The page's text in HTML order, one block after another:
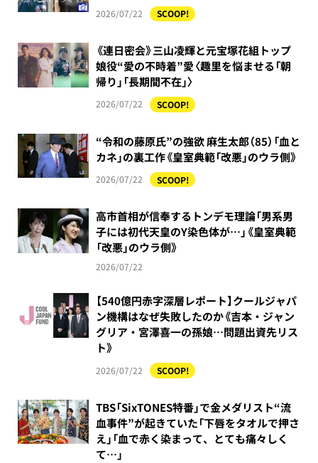
2026/07/22 SCOOP!
《連日密会》三山凌輝と元宝塚花組トップ
娘役“愛の不時着”愛〈趣里を悩ませる「朝
帰り」「長期間不在」〉
2026/07/22 SCOOP!
“令和の藤原氏”の強欲 麻生太郎（85）「血と
カネ」の裏工作《皇室典範「改悪」のウラ側》
2026/07/22 SCOOP!
高市首相が信奉するトンデモ理論「男系男
子には初代天皇のY染色体が…」《皇室典範
「改悪」のウラ側》
2026/07/22
【540億円赤字深層レポート】クールジャパ
ン機構はなぜ失敗したのか《吉本・ジャン
グリア・宮澤喜一の孫娘…問題出資先リス
ト》
2026/07/22 SCOOP!
TBS「SixTONES特番」で金メダリスト“流
血事件”が起きていた「下唇をタオルで押さ
え」「血で赤く染まって、とても痛々しく
て…」